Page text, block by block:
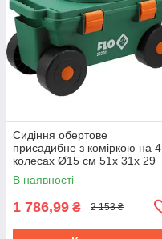
Сидіння обертове
присадибне з коміркою на 4
колесах Ø15 см 51х 31х 29
см, для навантаж.- 80 кгFLO-
90230
В наявності
1 786,99 ₴ 2 153 ₴